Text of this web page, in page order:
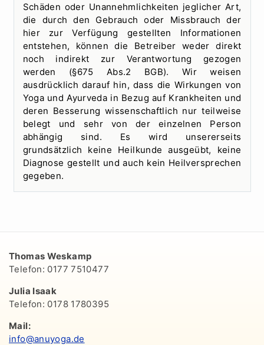
Schäden oder Unannehmlichkeiten jeglicher Art,
die durch den Gebrauch oder Missbrauch der
hier zur Verfügung gestellten Informationen
entstehen, können die Betreiber weder direkt
noch indirekt zur Verantwortung gezogen
werden (§675 Abs.2 BGB). Wir weisen
ausdrücklich darauf hin, dass die Wirkungen von
Yoga und Ayurveda in Bezug auf Krankheiten und
deren Besserung wissenschaftlich nur teilweise
belegt und sehr von der einzelnen Person
abhängig sind. Es wird unsererseits
grundsätzlich keine Heilkunde ausgeübt, keine
Diagnose gestellt und auch kein Heilversprechen
gegeben.
Thomas Weskamp
Telefon: 0177 7510477
Julia Isaak
Telefon: 0178 1780395
Mail:
info@anuyoga.de